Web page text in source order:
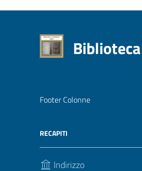
Footer Colonne
RECAPITI
Indirizzo